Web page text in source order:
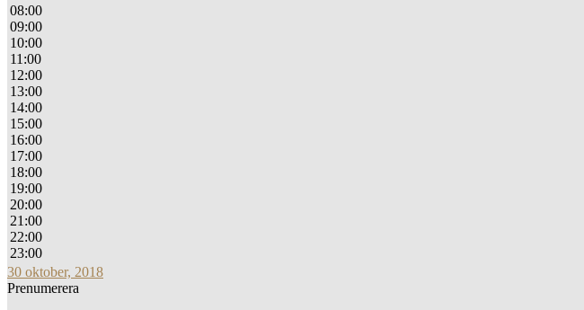
08:00
09:00
10:00
11:00
12:00
13:00
14:00
15:00
16:00
17:00
18:00
19:00
20:00
21:00
22:00
23:00
30 oktober, 2018
Prenumerera